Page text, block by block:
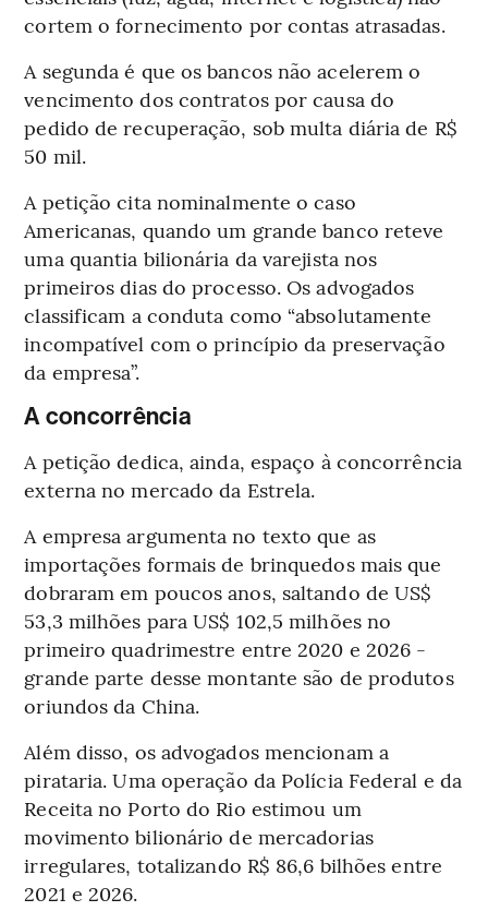
cortem o fornecimento por contas atrasadas.
A segunda é que os bancos não acelerem o
vencimento dos contratos por causa do
pedido de recuperação, sob multa diária de R$
50 mil.
A petição cita nominalmente o caso
Americanas, quando um grande banco reteve
uma quantia bilionária da varejista nos
primeiros dias do processo. Os advogados
classificam a conduta como “absolutamente
incompatível com o princípio da preservação
da empresa”.
A concorrência
A petição dedica, ainda, espaço à concorrência
externa no mercado da Estrela.
A empresa argumenta no texto que as
importações formais de brinquedos mais que
dobraram em poucos anos, saltando de US$
53,3 milhões para US$ 102,5 milhões no
primeiro quadrimestre entre 2020 e 2026 -
grande parte desse montante são de produtos
oriundos da China.
Além disso, os advogados mencionam a
pirataria. Uma operação da Polícia Federal e da
Receita no Porto do Rio estimou um
movimento bilionário de mercadorias
irregulares, totalizando R$ 86,6 bilhões entre
2021 e 2026.